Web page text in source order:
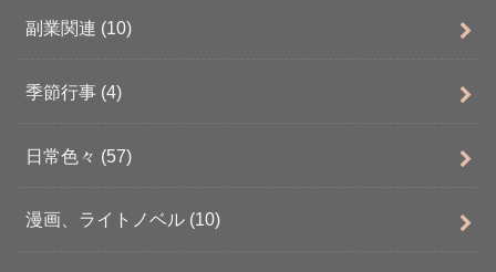
副業関連 (10)
季節行事 (4)
日常色々 (57)
漫画、ライトノベル (10)